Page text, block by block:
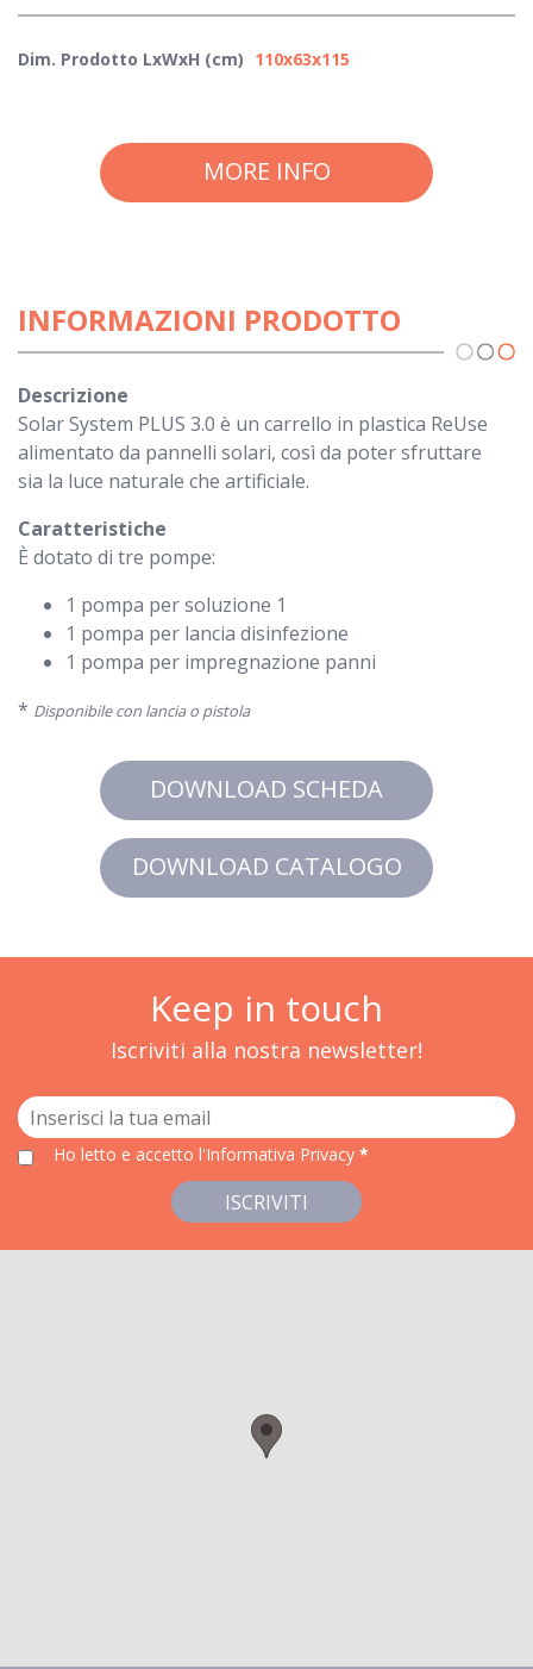
Dim. Prodotto LxWxH (cm) 110x63x115
MORE INFO
INFORMAZIONI PRODOTTO
Descrizione
Solar System PLUS 3.0 è un carrello in plastica ReUse
alimentato da pannelli solari, così da poter sfruttare
sia la luce naturale che artificiale.
Caratteristiche
È dotato di tre pompe:
1 pompa per soluzione 1
1 pompa per lancia disinfezione
1 pompa per impregnazione panni
* Disponibile con lancia o pistola
DOWNLOAD SCHEDA
DOWNLOAD CATALOGO
Keep in touch
Iscriviti alla nostra newsletter!
ISCRIVITI
Ho letto e accetto l'Informativa Privacy *